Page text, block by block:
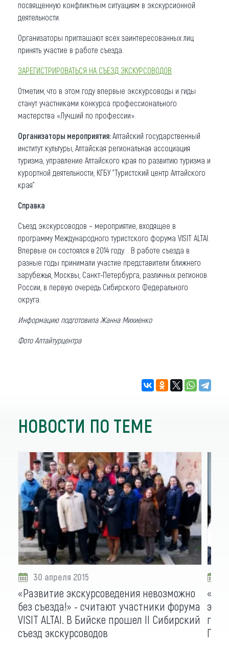
посвященную конфликтным ситуациям в экскурсионной
деятельности.
Организаторы приглашают всех заинтересованных лиц
принять участие в работе съезда.
ЗАРЕГИСТРИРОВАТЬСЯ НА СЪЕЗД ЭКСКУРСОВОДОВ
Отметим, что в этом году впервые экскурсоводы и гиды
станут участниками конкурса профессионального
мастерства «Лучший по профессии».
Организаторы мероприятия:Алтайский государственный
институт культуры, Алтайская региональная ассоциация
туризма, управление Алтайского края по развитию туризма и
курортной деятельности, КГБУ "Туристский центр Алтайского
края"
Справка
Съезд экскурсоводов – мероприятие, входящее в
программу Международного туристского форума VISIT ALTAI.
Впервые он состоялся в 2014 году. . В работе съезда в
разные годы принимали участие представители ближнего
зарубежья, Москвы, Санкт-Петербурга, различных регионов
России, в первую очередь Сибирского Федерального
округа.
Информацию подготовила Жанна Михиенко
Фото Алтайтурцентра
НОВОСТИ ПО ТЕМЕ
30 апреля 2015
«Развитие экскурсоведения невозможно
без съезда!» - считают участники форума
VISIT ALTAI. В Бийске прошел II Сибирский
съезд экскурсоводов
это